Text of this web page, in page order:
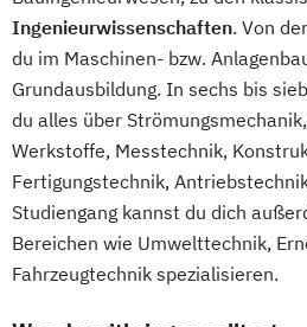
Ingenieurwissenschaften. Von
du im Maschinen- bzw.
Grundausbildung. In sechs bis
du alles über
Werkstoffe, Messtechnik,
Fertigungstechnik,
Studiengang kannst du dich
Bereichen wie Umwelttechnik,
Fahrzeugtechnik spezialisieren.